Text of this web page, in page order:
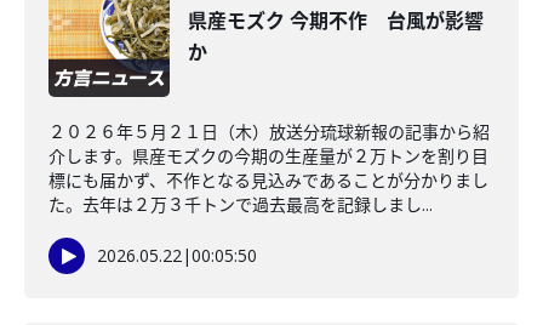
県産モズク 今期不作 台風が影響
か
２０２６年５月２１日（木）放送分琉球新報の記事から紹
介します。県産モズクの今期の生産量が２万トンを割り目
標にも届かず、不作となる見込みであることが分かりまし
た。去年は２万３千トンで過去最高を記録しまし...
2026.05.22|00:05:50